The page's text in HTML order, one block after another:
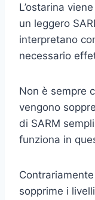
L’ostarina
un leggero
interpretano
necessario
Non è sempre
vengono
di SARM
funziona in
sopprime i